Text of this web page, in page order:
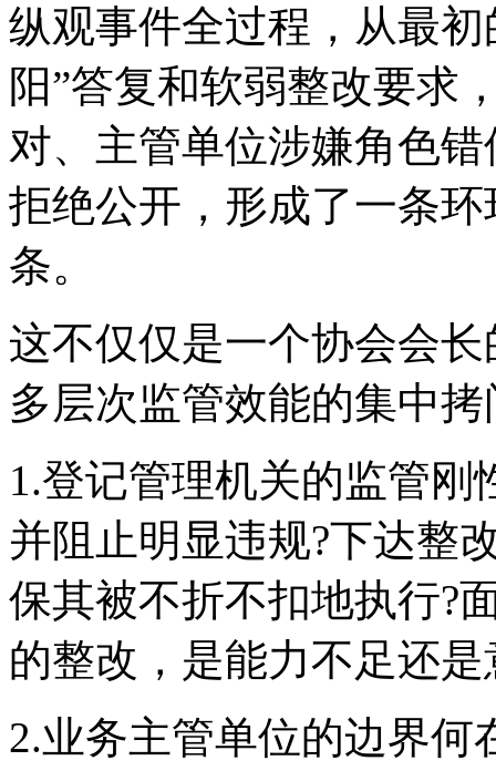
纵观事件全过程，从最
阳”答复和软弱整改要求
对、主管单位涉嫌角色
拒绝公开，形成了一条
条。
这不仅仅是一个协会会
多层次监管效能的集中拷
1.登记管理机关的监管刚
并阻止明显违规?下达整
保其被不折不扣地执行?
的整改，是能力不足还是
2.业务主管单位的边界何